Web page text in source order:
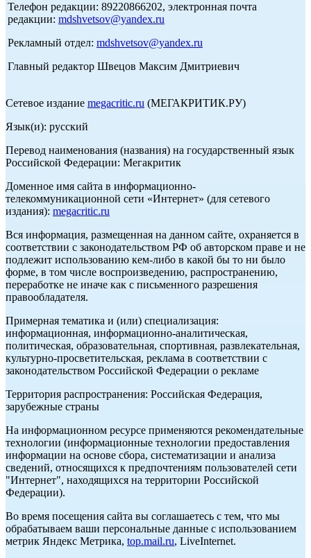
Телефон редакции: 89220866202, электронная почта
редакции: mdshvetsov@yandex.ru
Рекламный отдел: mdshvetsov@yandex.ru
Главный редактор Швецов Максим Дмитриевич
Сетевое издание megacritic.ru (МЕГАКРИТИК.РУ)
Язык(и): русский
Перевод наименования (названия) на государственный язык
Российской Федерации: Мегакритик
Доменное имя сайта в информационно-
телекоммуникационной сети «Интернет» (для сетевого
издания): megacritic.ru
Вся информация, размещенная на данном сайте, охраняется в
соответствии с законодательством РФ об авторском праве и не
подлежит использованию кем-либо в какой бы то ни было
форме, в том числе воспроизведению, распространению,
переработке не иначе как с письменного разрешения
правообладателя.
Примерная тематика и (или) специализация:
информационная, информационно-аналитическая,
политическая, образовательная, спортивная, развлекательная,
культурно-просветительская, реклама в соответствии с
законодательством Российской Федерации о рекламе
Территория распространения: Российская Федерация,
зарубежные страны
На информационном ресурсе применяются рекомендательные
технологии (информационные технологии предоставления
информации на основе сбора, систематизации и анализа
сведений, относящихся к предпочтениям пользователей сети
"Интернет", находящихся на территории Российской
Федерации).
Во время посещения сайта вы соглашаетесь с тем, что мы
обрабатываем ваши персональные данные с использованием
метрик Яндекс Метрика, top.mail.ru, LiveInternet.